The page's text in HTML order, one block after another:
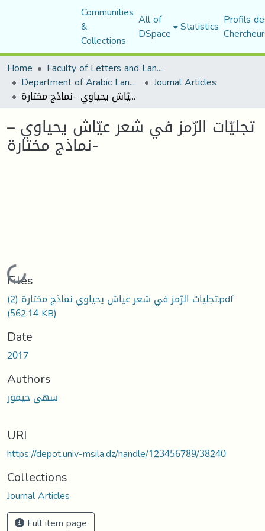
Communities
&
Collections
All of
DSpace Statistics Profils
Home
Faculty of Letters and Languages
Department of Arabic Language and Literature Journal Articles
تجليّات الرّمز في شعر عيّاش يحياوي –نماذج مختارة-
تجليّات الرّمز في شعر عيّاش يحياوي –
نماذج مختارة-
Loading...
Files
تجليات الرّمز في شعر عياش يحياوي نماذج مختارة (2).pdf
(562.14 KB)
Date
2017
Authors
سهى حيمور
URI
https://depot.univ-msila.dz/handle/123456789/38240
Collections
Journal Articles
Full item page